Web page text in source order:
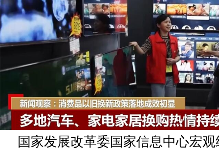
国家发展改革委国家信息中心宏